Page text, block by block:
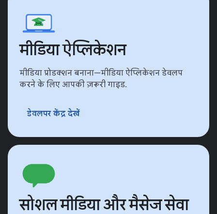
मीडिया ऐप्लिकेशन
मीडिया प्रोडक्शन बनाना—मीडिया ऐप्लिकेशन डेवलप
करने के लिए आपकी ज़रूरी गाइड.
डेवलपर केंद्र देखें
सोशल मीडिया और मैसेज सेवा